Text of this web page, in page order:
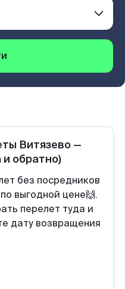
Витязево —
и обратно)
без посредников
выгодной цене🙌.
перелет туда и
дату возвращения